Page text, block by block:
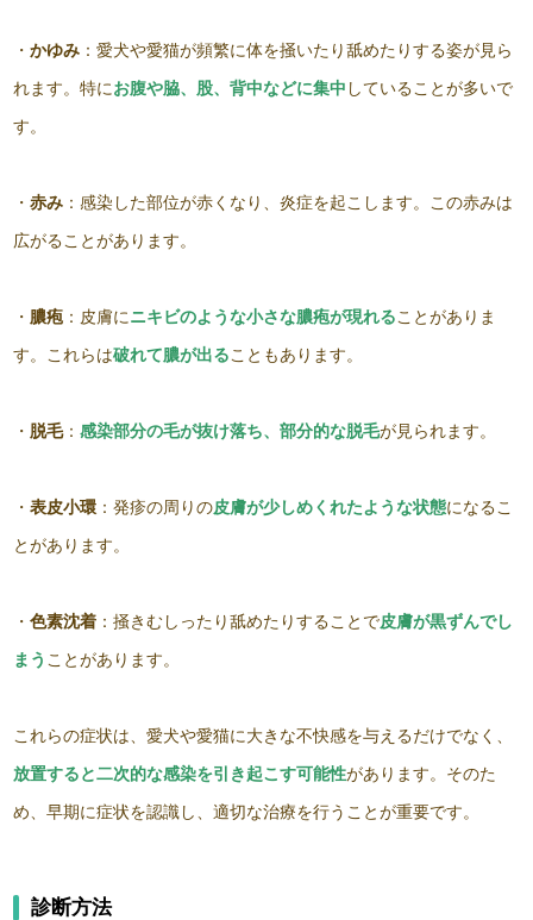
・かゆみ ：愛犬や愛猫が頻繁に体を掻いたり舐めたりする姿が見ら
れます。特にお腹や脇、股、背中などに集中 していることが多いで
す。
・赤み ：感染した部位が赤くなり、炎症を起こします。この赤みは
広がることがあります。
・ 膿疱 ：皮膚にニキビのような小さな膿疱が現れることがありま
す。これらは破れて膿が出ることもあります。
・ 脱毛：感染部分の毛が抜け落ち、部分的な脱毛が見られます。
・表皮小環 ：発疹の周りの皮膚が少しめくれたような状態になるこ
とがあります。
・色素沈着 ：掻きむしったり舐めたりすることで皮膚が黒ずんでし
まう ことがあります。
これらの症状は、愛犬や愛猫に大きな不快感を与えるだけでなく、
放置すると二次的な感染を引き起こす可能性があります。そのた
め、早期に症状を認識し、適切な治療を行うことが重要です。
診断方法